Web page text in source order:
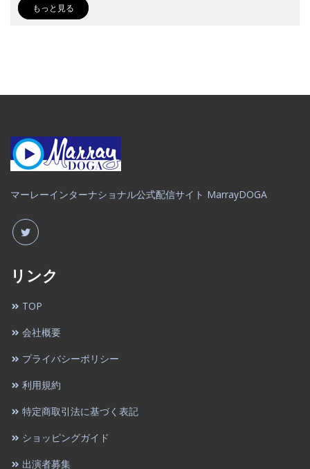
もっと見る
マーレーインターナショナル公式配信サイト MarrayDOGA
リンク
TOP
会社概要
プライバシーポリシー
利用規約
特定商取引法に基づく表記
ショッピングガイド
出演者募集